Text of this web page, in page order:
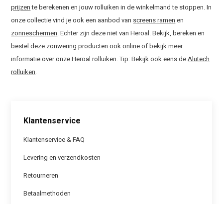
Klantenservice
Klantenservice & FAQ
Levering en verzendkosten
Retourneren
Betaalmethoden
prijzente berekenen en jouw rolluiken in de winkelmand te stoppen. In
onze collectie vind je ook een aanbod van screens ramen en
zonneschermen. Echter zijn deze niet van Heroal. Bekijk, bereken en
bestel deze zonwering producten ook online of bekijk meer
informatie over onze Heroal rolluiken. Tip: Bekijk ook eens deAlutech
rolluiken.